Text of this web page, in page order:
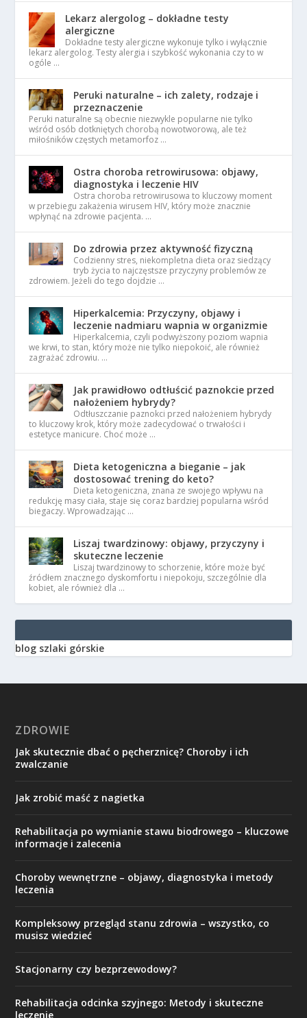
Lekarz alergolog – dokładne testy
alergiczne
Dokładne testy alergiczne wykonuje tylko i wyłącznie
lekarz alergolog. Testy alergia i szybkość wykonania czy to w
ogóle …
Peruki naturalne – ich zalety, rodzaje i
przeznaczenie
Peruki naturalne są obecnie niezwykle popularne nie tylko
wśród osób dotkniętych chorobą nowotworową, ale też
miłośników częstych metamorfoz …
Ostra choroba retrowirusowa: objawy,
diagnostyka i leczenie HIV
Ostra choroba retrowirusowa to kluczowy moment
w przebiegu zakażenia wirusem HIV, który może znacznie
wpłynąć na zdrowie pacjenta. …
Do zdrowia przez aktywność fizyczną
Codzienny stres, niekompletna dieta oraz siedzący
tryb życia to najczęstsze przyczyny problemów ze
zdrowiem. Jeżeli do tego dojdzie …
Hiperkalcemia: Przyczyny, objawy i
leczenie nadmiaru wapnia w organizmie
Hiperkalcemia, czyli podwyższony poziom wapnia
we krwi, to stan, który może nie tylko niepokoić, ale również
zagrażać zdrowiu. …
Jak prawidłowo odtłuścić paznokcie przed
nałożeniem hybrydy?
Odtłuszczanie paznokci przed nałożeniem hybrydy
to kluczowy krok, który może zadecydować o trwałości i
estetyce manicure. Choć może …
Dieta ketogeniczna a bieganie – jak
dostosować trening do keto?
Dieta ketogeniczna, znana ze swojego wpływu na
redukcję masy ciała, staje się coraz bardziej popularna wśród
biegaczy. Wprowadzając …
Liszaj twardzinowy: objawy, przyczyny i
skuteczne leczenie
Liszaj twardzinowy to schorzenie, które może być
źródłem znacznego dyskomfortu i niepokoju, szczególnie dla
kobiet, ale również dla …
blog szlaki górskie
ZDROWIE
Jak skutecznie dbać o pęcherznicę? Choroby i ich
zwalczanie
Jak zrobić maść z nagietka
Rehabilitacja po wymianie stawu biodrowego – kluczowe
informacje i zalecenia
Choroby wewnętrzne – objawy, diagnostyka i metody
leczenia
Kompleksowy przegląd stanu zdrowia – wszystko, co
musisz wiedzieć
Stacjonarny czy bezprzewodowy?
Rehabilitacja odcinka szyjnego: Metody i skuteczne
leczenie